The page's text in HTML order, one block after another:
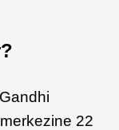
22